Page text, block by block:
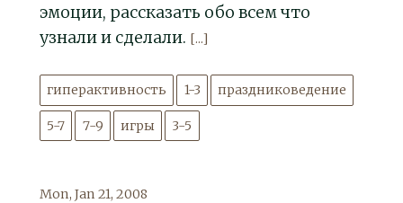
эмоции, рассказать обо всем что
узнали и сделали. [...]
гиперактивность 1-3 праздниковедение
5-7 7-9 игры 3-5
Mon, Jan 21, 2008